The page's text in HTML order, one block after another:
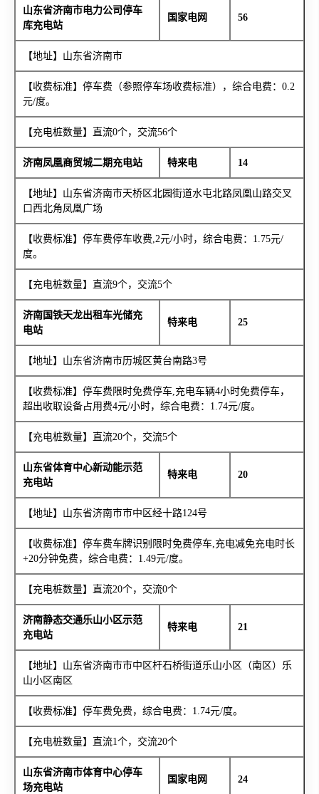
山东省济南市电力公司停车
库充电站
国家电网 56
【地址】山东省济南市
【收费标准】停车费（参照停车场收费标准），综合电费：0.2
元/度。
【充电桩数量】直流0个，交流56个
济南凤凰商贸城二期充电站 特来电 14
【地址】山东省济南市天桥区北园街道水屯北路凤凰山路交叉
口西北角凤凰广场
【收费标准】停车费停车收费,2元/小时，综合电费：1.75元/
度。
【充电桩数量】直流9个，交流5个
济南国铁天龙出租车光储充
电站
特来电 25
【地址】山东省济南市历城区黄台南路3号
【收费标准】停车费限时免费停车,充电车辆4小时免费停车，
超出收取设备占用费4元/小时，综合电费：1.74元/度。
【充电桩数量】直流20个，交流5个
山东省体育中心新动能示范
充电站
特来电 20
【地址】山东省济南市市中区经十路124号
【收费标准】停车费车牌识别限时免费停车,充电减免充电时长
+20分钟免费，综合电费：1.49元/度。
【充电桩数量】直流20个，交流0个
济南静态交通乐山小区示范
充电站
特来电 21
【地址】山东省济南市市中区杆石桥街道乐山小区（南区）乐
山小区南区
【收费标准】停车费免费，综合电费：1.74元/度。
【充电桩数量】直流1个，交流20个
山东省济南市体育中心停车
场充电站
国家电网 24